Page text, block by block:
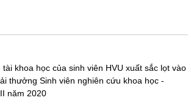
tài khoa học của sinh viên HVU xuất sắc lọt vào
thưởng Sinh viên nghiên cứu khoa học -
năm 2020